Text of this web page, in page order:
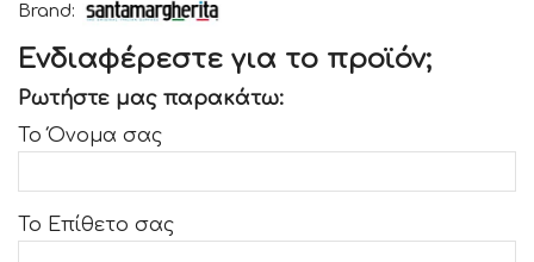
Brand:
Ενδιαφέρεστε για το προϊόν;
Ρωτήστε μας παρακάτω:
Το Όνομα σας
Το Επίθετο σας